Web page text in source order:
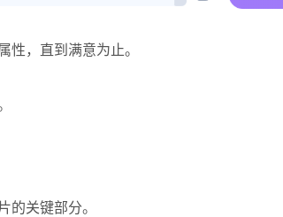
性，直到满意为止。
的关键部分。